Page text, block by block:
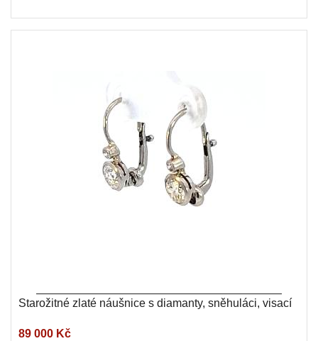
Starožitné zlaté náušnice s diamanty, sněhuláci, visací
89 000 Kč